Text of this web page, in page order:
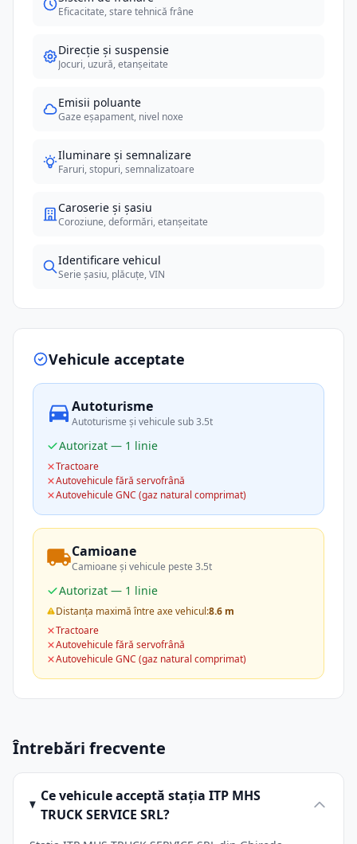
Eficacitate, stare tehnică frâne
Direcție și suspensie
Jocuri, uzură, etanșeitate
Emisii poluante
Gaze eșapament, nivel noxe
Iluminare și semnalizare
Faruri, stopuri, semnalizatoare
Caroserie și șasiu
Coroziune, deformări, etanșeitate
Identificare vehicul
Serie șasiu, plăcuțe, VIN
Vehicule acceptate
Autoturisme
Autoturisme și vehicule sub 3.5t
Autorizat — 1 linie
Tractoare
Autovehicule fără servofrână
Autovehicule GNC (gaz natural comprimat)
Camioane
Camioane și vehicule peste 3.5t
Autorizat — 1 linie
Distanța maximă între axe vehicul:8.6 m
Tractoare
Autovehicule fără servofrână
Autovehicule GNC (gaz natural comprimat)
Întrebări frecvente
Ce vehicule acceptă stația ITP MHS
TRUCK SERVICE SRL?